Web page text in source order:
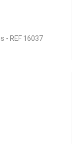
- REF 16037